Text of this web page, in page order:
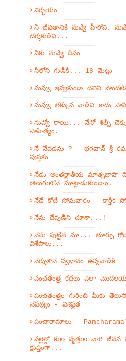
నిర్భయం
నీ జీవితానికి నువ్వే హీరోవి.
దర్శకుడివి...
నీకు నువ్వే దీపం
నీలోని గుడికి... 18 మెట్లు
నువ్వు ఇవ్వకుండా దేనినీ
నువ్వు తక్కువ వాడివి కాదు
నువ్వో రాయి... నేనో శిల్పీ
సాహిత్యం.
నే నేవడను ? - భగవాన్ శ్రీ
పుస్తకం
నేడు అంతర్జాతీయ మాతృభాషా
తెలుగులోనే మాట్లాడుకుందాం.
నేడే కోటి సోమవారం - కార్తీక
నేను దేవుడిని చూశా...!
నేను పుట్టిన మా... తూర్పు
విశేషాలు...
నేర్చుకొనే స్వభావం ఉన్నవాడికి
పంచతంత్ర కథలు ఎలా
పంచతంత్రం గురించి మీకు
నేపథ్యం - విశిష్టత
పంచారామాలు -
పల్లెల్లో కుల వృత్తుల వారి
క్లుప్తంగా...